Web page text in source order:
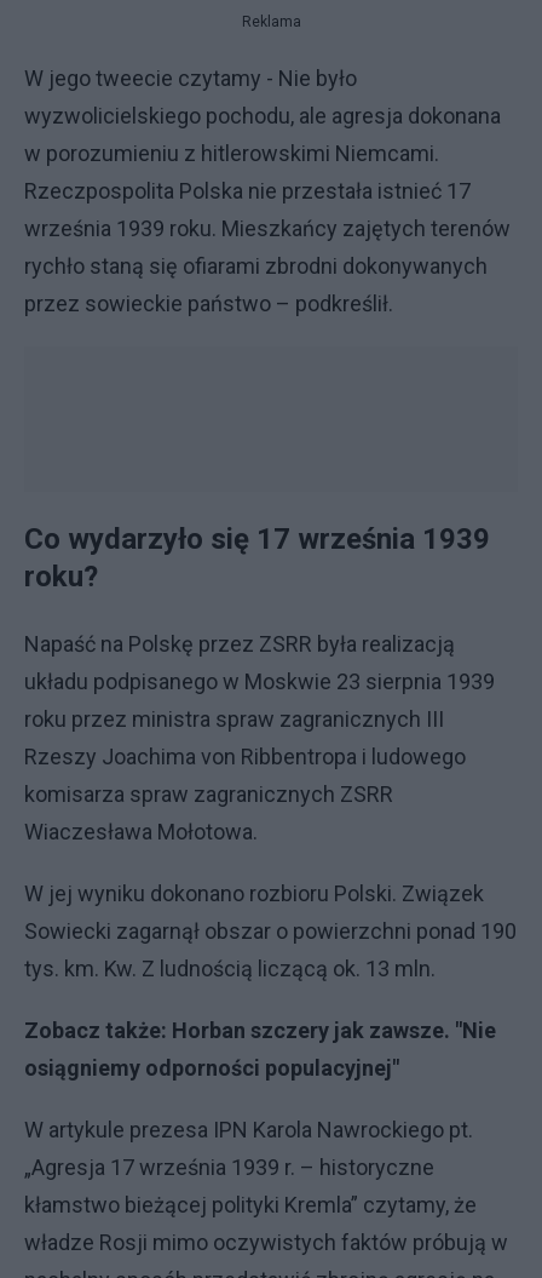
Reklama
W jego tweecie czytamy - Nie było
wyzwolicielskiego pochodu, ale agresja dokonana
w porozumieniu z hitlerowskimi Niemcami.
Rzeczpospolita Polska nie przestała istnieć 17
września 1939 roku. Mieszkańcy zajętych terenów
rychło staną się ofiarami zbrodni dokonywanych
przez sowieckie państwo – podkreślił.
Co wydarzyło się 17 września 1939
roku?
Napaść na Polskę przez ZSRR była realizacją
układu podpisanego w Moskwie 23 sierpnia 1939
roku przez ministra spraw zagranicznych III
Rzeszy Joachima von Ribbentropa i ludowego
komisarza spraw zagranicznych ZSRR
Wiaczesława Mołotowa.
W jej wyniku dokonano rozbioru Polski. Związek
Sowiecki zagarnął obszar o powierzchni ponad 190
tys. km. Kw. Z ludnością liczącą ok. 13 mln.
Zobacz także: Horban szczery jak zawsze. "Nie
osiągniemy odporności populacyjnej"
W artykule prezesa IPN Karola Nawrockiego pt.
„Agresja 17 września 1939 r. – historyczne
kłamstwo bieżącej polityki Kremla” czytamy, że
władze Rosji mimo oczywistych faktów próbują w